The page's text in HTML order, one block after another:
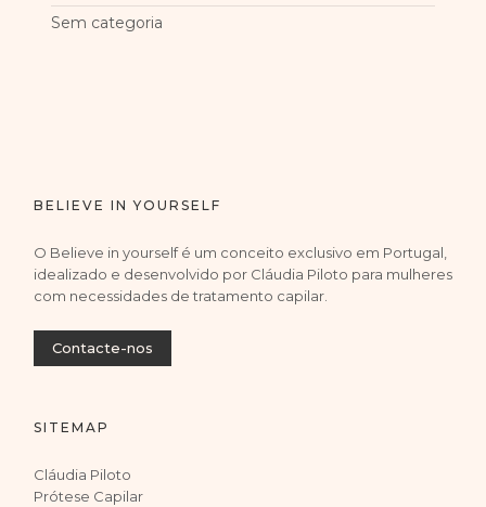
Sem categoria
BELIEVE IN YOURSELF
O Believe in yourself é um conceito exclusivo em Portugal,
idealizado e desenvolvido por Cláudia Piloto para mulheres
com necessidades de tratamento capilar.
Contacte-nos
SITEMAP
Cláudia Piloto
Prótese Capilar